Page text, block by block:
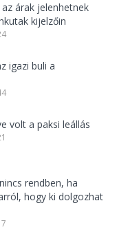
árak jelenhetnek
kijelzőin
igazi buli a
volt a paksi leállás
rendben, ha
hogy ki dolgozhat